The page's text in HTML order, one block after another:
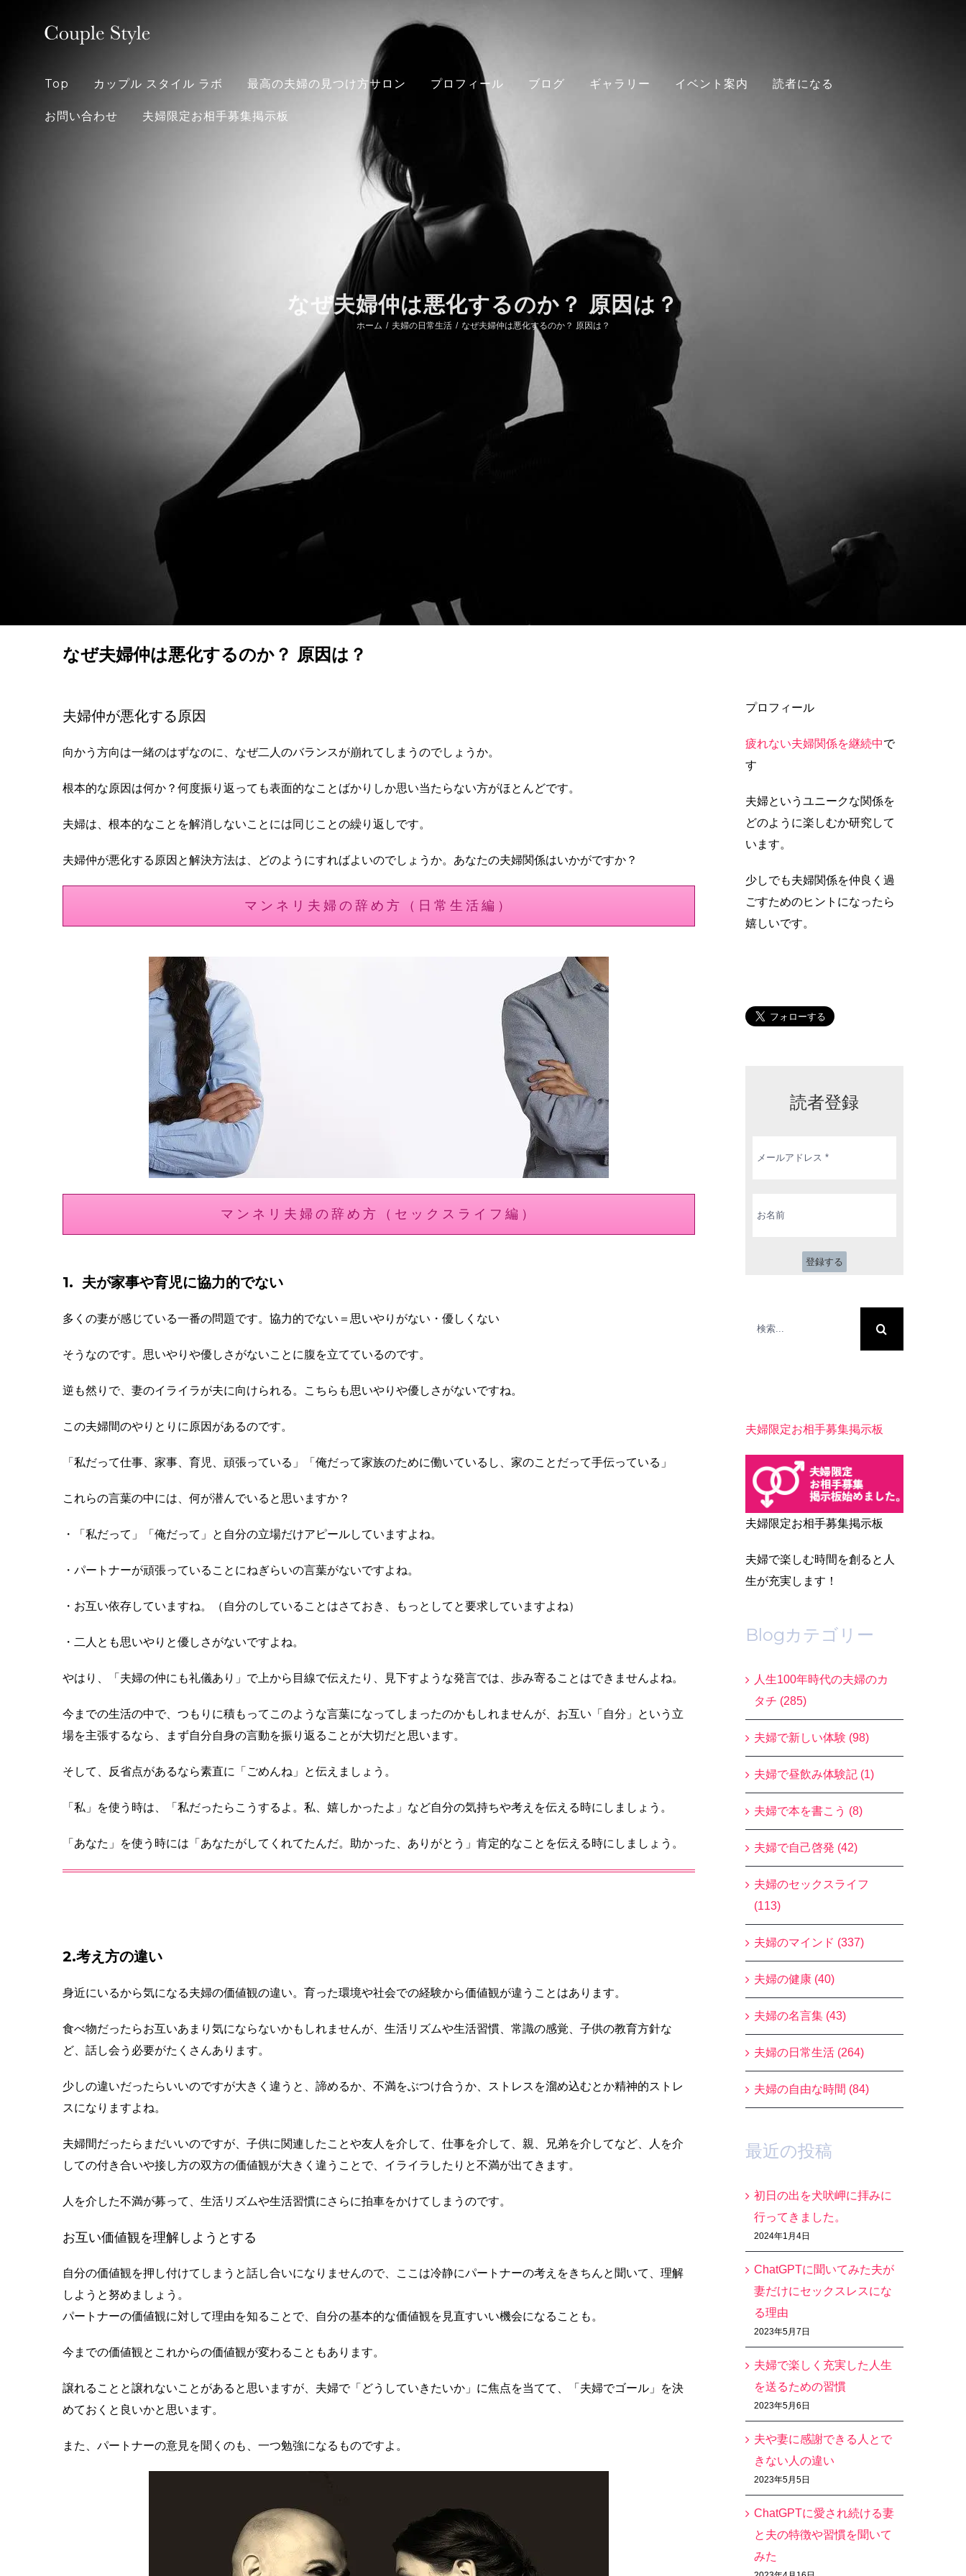
Top カップル スタイル ラボ 最高の夫婦の見つけ方サロン プロフィール ブログ ギャラリー イベント案内 読者になる
お問い合わせ 夫婦限定お相手募集掲示板
なぜ夫婦仲は悪化するのか？ 原因は？
ホーム / 夫婦の日常生活 / なぜ夫婦仲は悪化するのか？ 原因は？
なぜ夫婦仲は悪化するのか？ 原因は？
夫婦仲が悪化する原因
向かう方向は一緒のはずなのに、なぜ二人のバランスが崩れてしまうのでしょうか。
根本的な原因は何か？何度振り返っても表面的なことばかりしか思い当たらない方がほとんどです。
夫婦は、根本的なことを解消しないことには同じことの繰り返しです。
夫婦仲が悪化する原因と解決方法は、どのようにすればよいのでしょうか。あなたの夫婦関係はいかがですか？
マンネリ夫婦の辞め方（日常生活編）
マンネリ夫婦の辞め方（セックスライフ編）
1. 夫が家事や育児に協力的でない
多くの妻が感じている一番の問題です。協力的でない＝思いやりがない・優しくない
そうなのです。思いやりや優しさがないことに腹を立てているのです。
逆も然りで、妻のイライラが夫に向けられる。こちらも思いやりや優しさがないですね。
この夫婦間のやりとりに原因があるのです。
「私だって仕事、家事、育児、頑張っている」「俺だって家族のために働いているし、家のことだって手伝っている」
これらの言葉の中には、何が潜んでいると思いますか？
・「私だって」「俺だって」と自分の立場だけアピールしていますよね。
・パートナーが頑張っていることにねぎらいの言葉がないですよね。
・お互い依存していますね。（自分のしていることはさておき、もっとしてと要求していますよね）
・二人とも思いやりと優しさがないですよね。
やはり、「夫婦の仲にも礼儀あり」で上から目線で伝えたり、見下すような発言では、歩み寄ることはできませんよね。
今までの生活の中で、つもりに積もってこのような言葉になってしまったのかもしれませんが、お互い「自分」という立
場を主張するなら、まず自分自身の言動を振り返ることが大切だと思います。
そして、反省点があるなら素直に「ごめんね」と伝えましょう。
「私」を使う時は、「私だったらこうするよ。私、嬉しかったよ」など自分の気持ちや考えを伝える時にしましょう。
「あなた」を使う時には「あなたがしてくれてたんだ。助かった、ありがとう」肯定的なことを伝える時にしましょう。
2.考え方の違い
身近にいるから気になる夫婦の価値観の違い。育った環境や社会での経験から価値観が違うことはあります。
食べ物だったらお互いあまり気にならないかもしれませんが、生活リズムや生活習慣、常識の感覚、子供の教育方針な
ど、話し会う必要がたくさんあります。
少しの違いだったらいいのですが大きく違うと、諦めるか、不満をぶつけ合うか、ストレスを溜め込むとか精神的ストレ
スになりますよね。
夫婦間だったらまだいいのですが、子供に関連したことや友人を介して、仕事を介して、親、兄弟を介してなど、人を介
しての付き合いや接し方の双方の価値観が大きく違うことで、イライラしたりと不満が出てきます。
人を介した不満が募って、生活リズムや生活習慣にさらに拍車をかけてしまうのです。
お互い価値観を理解しようとする
自分の価値観を押し付けてしまうと話し合いになりませんので、ここは冷静にパートナーの考えをきちんと聞いて、理解
しようと努めましょう。
パートナーの価値観に対して理由を知ることで、自分の基本的な価値観を見直すいい機会になることも。
今までの価値観とこれからの価値観が変わることもあります。
譲れることと譲れないことがあると思いますが、夫婦で「どうしていきたいか」に焦点を当てて、「夫婦でゴール」を決
めておくと良いかと思います。
また、パートナーの意見を聞くのも、一つ勉強になるものですよ。
プロフィール
疲れない夫婦関係を継続中で
す
夫婦というユニークな関係を
どのように楽しむか研究して
います。
少しでも夫婦関係を仲良く過
ごすためのヒントになったら
嬉しいです。
読者登録
ー
夫婦限定お相手募集掲示板
夫婦限定お相手募集掲示板
夫婦で楽しむ時間を創ると人
生が充実します！
Blogカテゴリー
人生100年時代の夫婦のカ
タチ (285)
夫婦で新しい体験 (98)
夫婦で昼飲み体験記 (1)
夫婦で本を書こう (8)
夫婦で自己啓発 (42)
夫婦のセックスライフ
(113)
夫婦のマインド (337)
夫婦の健康 (40)
夫婦の名言集 (43)
夫婦の日常生活 (264)
夫婦の自由な時間 (84)
最近の投稿
初日の出を犬吠岬に拝みに
行ってきました。
2024年1月4日
ChatGPTに聞いてみた夫が
妻だけにセックスレスにな
る理由
2023年5月7日
夫婦で楽しく充実した人生
を送るための習慣
2023年5月6日
夫や妻に感謝できる人とで
きない人の違い
2023年5月5日
ChatGPTに愛され続ける妻
と夫の特徴や習慣を聞いて
みた